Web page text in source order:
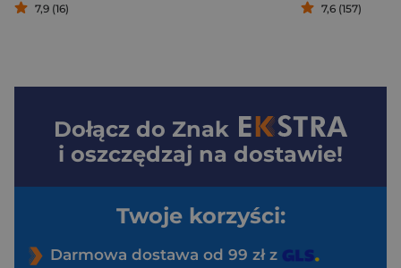
7,9 (16) 7,6 (157)
Dołącz do Znak
i oszczędzaj na dostawie!
Twoje korzyści:
Darmowa dostawa od 99 zł z